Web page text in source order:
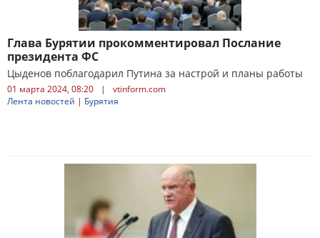
Глава Бурятии прокомментировал Послание
президента ФС
Цыденов поблагодарил Путина за настрой и планы работы
01 марта 2024, 08:20 |
vtinform.com
Лента новостей | Бурятия